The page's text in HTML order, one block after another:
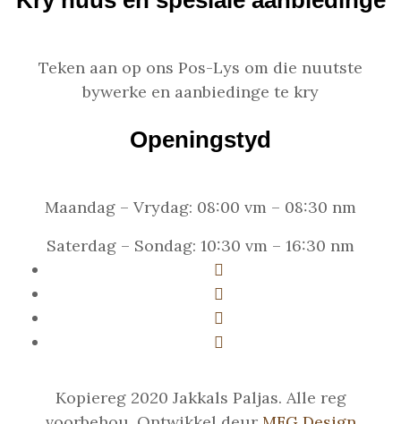
Teken aan op ons Pos-Lys om die nuutste
bywerke en aanbiedinge te kry
Openingstyd
Maandag – Vrydag: 08:00 vm – 08:30 nm
Saterdag – Sondag: 10:30 vm – 16:30 nm
Kopiereg 2020 Jakkals Paljas. Alle reg